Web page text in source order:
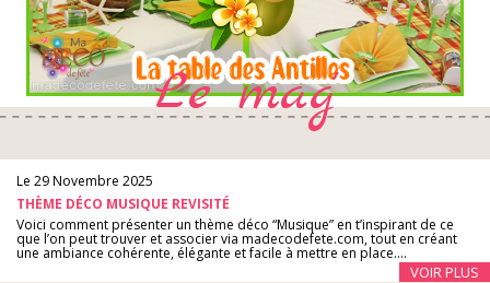
Le mag'
Le 29 Novembre 2025
THÈME DÉCO MUSIQUE REVISITÉ
Voici comment présenter un thème déco “Musique” en t’inspirant de ce
que l’on peut trouver et associer via madecodefete.com, tout en créant
une ambiance cohérente, élégante et facile à mettre en place....
VOIR PLUS